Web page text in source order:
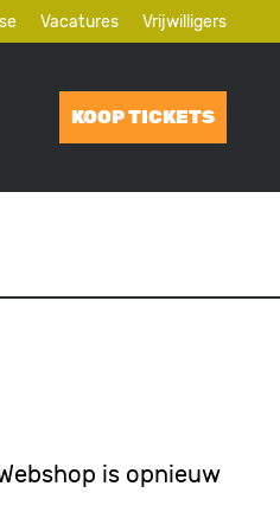
Vacatures Vrijwilligers
KOOP TICKETS
is opnieuw